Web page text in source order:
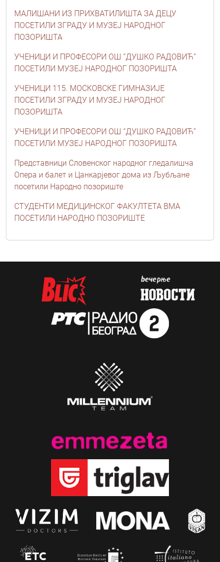
МАЛИШАНИ ИЗ ПРИХВАТИЛИШТА ЗА ДЕЦУ
ПОСЕТИЛИ ЗГРАДУ И МУЗЕЈ НАРОДНОГ
ПОЗОРИШТА
УЧЕНИЦИ И ПРОФЕСОРИ ОШ “ДУШКО РАДОВИЋ”
ПОСЕТИЛИ МУЗЕЈ НАРОДНОГ ПОЗОРИШТА
УЧЕНИЦИ 115. МОСКОВСКЕ ГИМНАЗИЈЕ
ПОСЕТИЛИ ЗГРАДУ И МУЗЕЈ НАРОДНОГ
ПОЗОРИШТА
УЧЕНИЦИ И ПРОФЕСОРИ ОШ “ДУШКО РАДОВИЋ”
ПОСЕТИЛИ МУЗЕЈ НАРОДНОГ ПОЗОРИШТА
Представници Словенског народног гледалишча
Опера и балет и Цанкарјевог дома из Љубљане
посетили Народно позориште
СТУДЕНТИ МЕДИЦИНСКОГ ФАКУЛТЕТА ВМА
ПОСЕТИЛИ НАРОДНО ПОЗОРИШТЕ